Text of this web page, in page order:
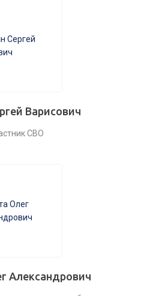
Варисович
СВО
Александрович